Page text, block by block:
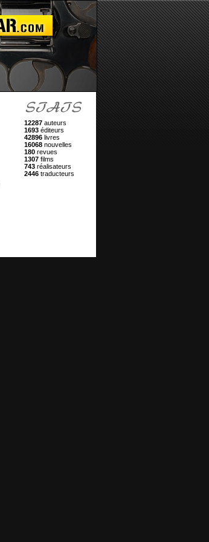
12287 auteurs
1693 éditeurs
42896 livres
16068 nouvelles
180 revues
1307 films
743 réalisateurs
2446 traducteurs